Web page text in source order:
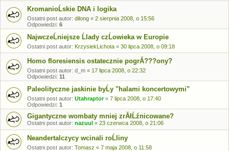
KromanioĹskie DNA i logika
Ostatni post autor: dilong « 2 sierpnia 2008, o 15:56
Odpowiedzi: 6
NajwczeĹniejsze Ĺlady czĹowieka w Europie
Ostatni post autor: KrzysiekLichota « 30 lipca 2008, o 09:18
Homo floresiensis ostatecznie pogrĂ???ony?
Ostatni post autor: d_m « 17 lipca 2008, o 22:32
Odpowiedzi: 11
Paleolityczne jaskinie byĹy "halami koncertowymi"
Ostatni post autor: Utahraptor« 7 lipca 2008, o 17:40
Odpowiedzi: 1
Gigantyczne wombaty mniej zrĂłĹźnicowane?
Ostatni post autor: nazuul « 23 czerwca 2008, o 21:06
Neandertalczycy wcinali roĹliny
Ostatni post autor: Tomasz « 7 maja 2008, o 11:58